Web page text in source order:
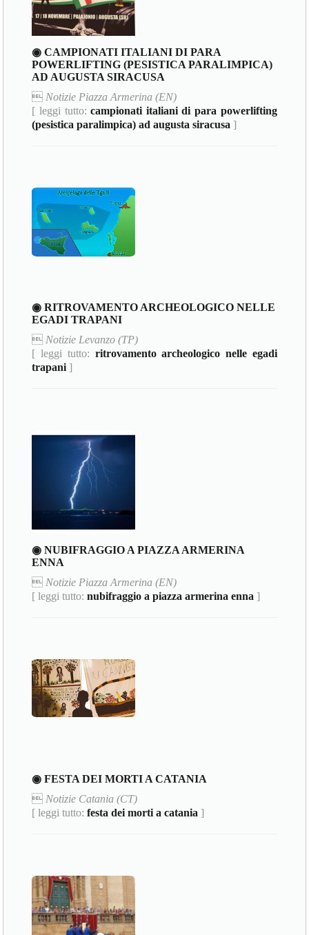
◉ CAMPIONATI ITALIANI DI PARA
POWERLIFTING (PESISTICA PARALIMPICA)
AD AUGUSTA SIRACUSA
 Notizie Piazza Armerina (EN)
[ leggi tutto:campionati italiani di para powerlifting
(pesistica paralimpica) ad augusta siracusa ]
◉ RITROVAMENTO ARCHEOLOGICO NELLE
EGADI TRAPANI
 Notizie Levanzo (TP)
[ leggi tutto: ritrovamento archeologico nelle egadi
trapani ]
◉ NUBIFRAGGIO A PIAZZA ARMERINA
ENNA
 Notizie Piazza Armerina (EN)
[ leggi tutto:nubifraggio a piazza armerina enna ]
◉ FESTA DEI MORTI A CATANIA
 Notizie Catania (CT)
[ leggi tutto:festa dei morti a catania ]